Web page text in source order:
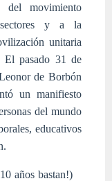
del movimiento
sectores y a la
unitaria
pasado 31 de
de Borbón
un manifiesto
del mundo
educativos
años bastan!)